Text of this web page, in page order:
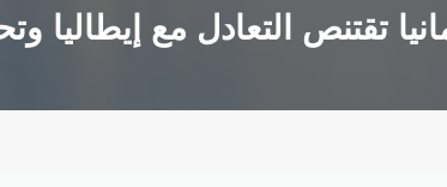
تقتنص التعادل مع